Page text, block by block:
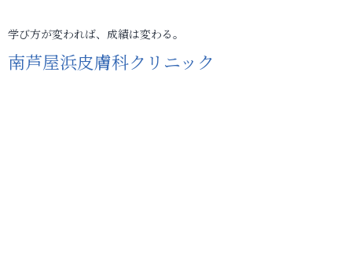
学び方が変われば、成績は変わる。
南芦屋浜皮膚科クリニック